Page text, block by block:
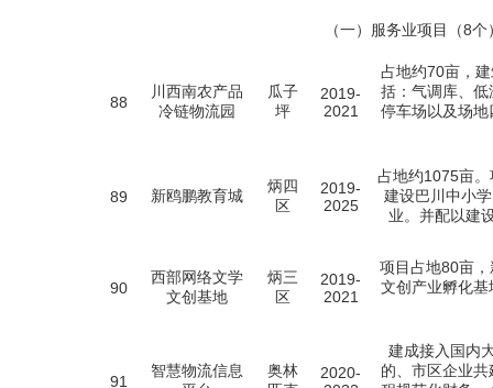
（一）服务业项目（8个
88
川西南农产品
冷链物流园
瓜子
坪
2019-
2021
占地约70亩，
括：气调库、
停车场以及场
89 新鸥鹏教育城
炳四
区
2019-
2025
占地约1075亩
建设巴川中小
业。并配以建
90
西部网络文学
文创基地
炳三
区
2019-
2021
项目占地80亩
文创产业孵化
91
智慧物流信息
奥林
2020-
建成接入国内
的、市区企业